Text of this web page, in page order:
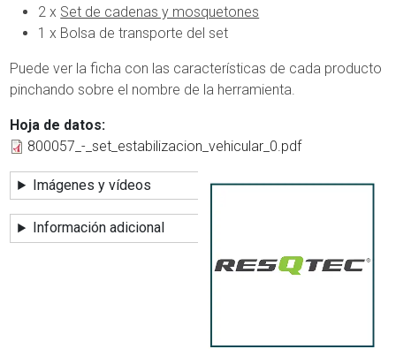
2 x Set de cadenas y mosquetones
1 x Bolsa de transporte del set
Puede ver la ficha con las características de cada producto
pinchando sobre el nombre de la herramienta.
Hoja de datos
800057_-_set_estabilizacion_vehicular_0.pdf
Imágenes y vídeos
Información adicional